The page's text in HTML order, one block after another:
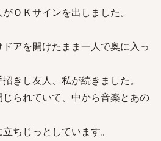
ＯＫサインを出しました。
アを開けたまま一人で奥に入っ
きし友人、私が続きました。
られていて、中から音楽とあの
ちじっとしています。